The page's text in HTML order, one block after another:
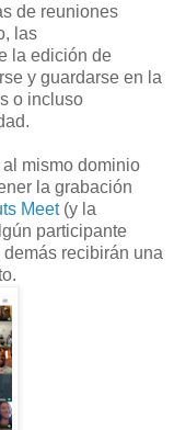
de reuniones
las
la edición de
y guardarse en la
o incluso
mismo dominio
la grabación
Meet(y la
participante
recibirán una